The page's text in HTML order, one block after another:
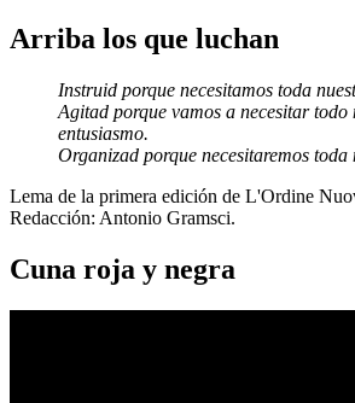
Arriba los que luchan
Instruid porque necesitamos toda
Agitad porque vamos a necesitar todo
entusiasmo.
Organizad porque necesitaremos toda
Lema de la primera edición de L'Ordine
Redacción: Antonio Gramsci.
Cuna roja y negra